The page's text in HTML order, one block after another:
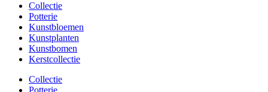
Collectie
Potterie
Kunstbloemen
Kunstplanten
Kunstbomen
Kerstcollectie
Collectie